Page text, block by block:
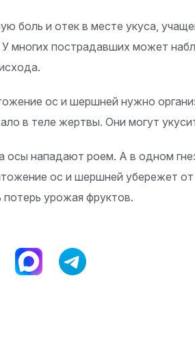
боль и отек в месте укуса,
многих пострадавших может
ос и шершней нужно
в теле жертвы. Они могут
осы нападают роем. А в одном
ос и шершней убережет
урожая фруктов.